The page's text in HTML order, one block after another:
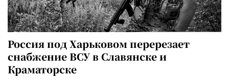
Россия под Харьковом перерезает
снабжение ВСУ в Славянске и
Краматорске